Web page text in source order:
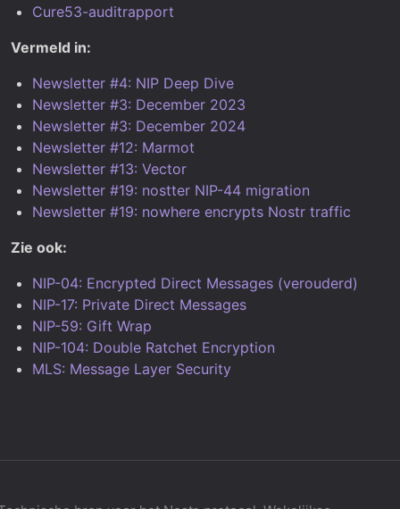
Cure53-auditrapport
Vermeld in:
Newsletter #4: NIP Deep Dive
Newsletter #3: December 2023
Newsletter #3: December 2024
Newsletter #12: Marmot
Newsletter #13: Vector
Newsletter #19: nostter NIP-44 migration
Newsletter #19: nowhere encrypts Nostr traffic
Zie ook:
NIP-04: Encrypted Direct Messages (verouderd)
NIP-17: Private Direct Messages
NIP-59: Gift Wrap
NIP-104: Double Ratchet Encryption
MLS: Message Layer Security